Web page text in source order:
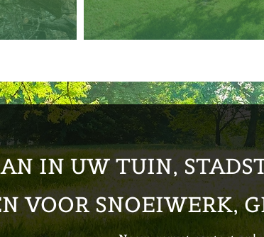
IN UW TUIN,
VOOR SNOEIWERK,